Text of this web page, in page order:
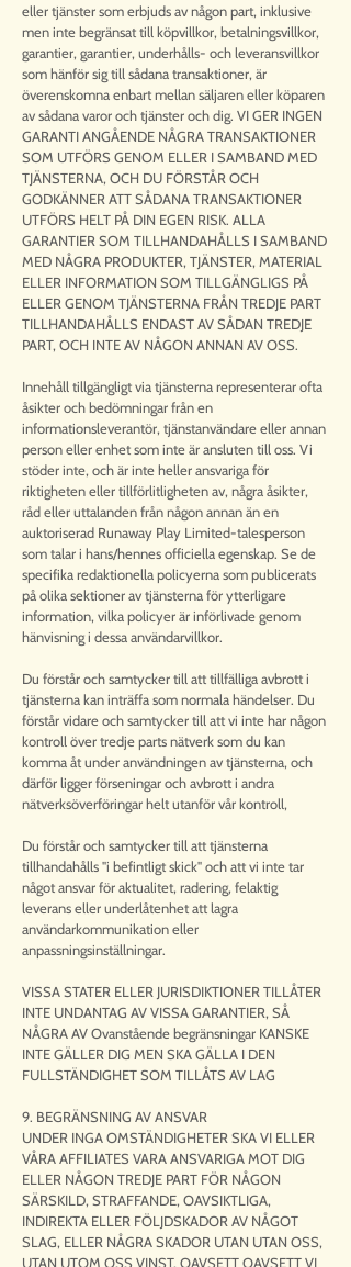
eller tjänster som erbjuds av någon part, inklusive
men inte begränsat till köpvillkor, betalningsvillkor,
garantier, garantier, underhålls- och leveransvillkor
som hänför sig till sådana transaktioner, är
överenskomna enbart mellan säljaren eller köparen
av sådana varor och tjänster och dig. VI GER INGEN
GARANTI ANGÅENDE NÅGRA TRANSAKTIONER
SOM UTFÖRS GENOM ELLER I SAMBAND MED
TJÄNSTERNA, OCH DU FÖRSTÅR OCH
GODKÄNNER ATT SÅDANA TRANSAKTIONER
UTFÖRS HELT PÅ DIN EGEN RISK. ALLA
GARANTIER SOM TILLHANDAHÅLLS I SAMBAND
MED NÅGRA PRODUKTER, TJÄNSTER, MATERIAL
ELLER INFORMATION SOM TILLGÄNGLIGS PÅ
ELLER GENOM TJÄNSTERNA FRÅN TREDJE PART
TILLHANDAHÅLLS ENDAST AV SÅDAN TREDJE
PART, OCH INTE AV NÅGON ANNAN AV OSS.
Innehåll tillgängligt via tjänsterna representerar ofta
åsikter och bedömningar från en
informationsleverantör, tjänstanvändare eller annan
person eller enhet som inte är ansluten till oss. Vi
stöder inte, och är inte heller ansvariga för
riktigheten eller tillförlitligheten av, några åsikter,
råd eller uttalanden från någon annan än en
auktoriserad Runaway Play Limited-talesperson
som talar i hans/hennes officiella egenskap. Se de
specifika redaktionella policyerna som publicerats
på olika sektioner av tjänsterna för ytterligare
information, vilka policyer är införlivade genom
hänvisning i dessa användarvillkor.
Du förstår och samtycker till att tillfälliga avbrott i
tjänsterna kan inträffa som normala händelser. Du
förstår vidare och samtycker till att vi inte har någon
kontroll över tredje parts nätverk som du kan
komma åt under användningen av tjänsterna, och
därför ligger förseningar och avbrott i andra
nätverksöverföringar helt utanför vår kontroll,
Du förstår och samtycker till att tjänsterna
tillhandahålls "i befintligt skick" och att vi inte tar
något ansvar för aktualitet, radering, felaktig
leverans eller underlåtenhet att lagra
användarkommunikation eller
anpassningsinställningar.
VISSA STATER ELLER JURISDIKTIONER TILLÅTER
INTE UNDANTAG AV VISSA GARANTIER, SÅ
NÅGRA AV Ovanstående begränsningar KANSKE
INTE GÄLLER DIG MEN SKA GÄLLA I DEN
FULLSTÄNDIGHET SOM TILLÅTS AV LAG
9. BEGRÄNSNING AV ANSVAR
UNDER INGA OMSTÄNDIGHETER SKA VI ELLER
VÅRA AFFILIATES VARA ANSVARIGA MOT DIG
ELLER NÅGON TREDJE PART FÖR NÅGON
SÄRSKILD, STRAFFANDE, OAVSIKTLIGA,
INDIREKTA ELLER FÖLJDSKADOR AV NÅGOT
SLAG, ELLER NÅGRA SKADOR UTAN UTAN OSS,
UTAN UTOM OSS VINST, OAVSETT OAVSETT VI